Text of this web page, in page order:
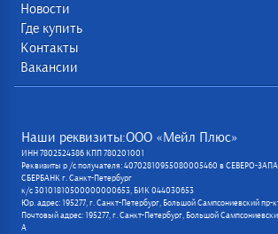
Новости
Где купить
Контакты
Вакансии
Наши реквизиты:ООО «Мейл Плюс»
ИНН 7802524386 КПП 780201001
Реквизиты р /с получателя: 40702810955080005460 в СЕВЕРО-
СБЕРБАНК г. Санкт-Петербург
к/с 30101810500000000653, БИК 044030653
Юр. адрес: 195277, г. Санкт-Петербург, Большой Сампсониевский
Почтовый адрес: 195277, г. Санкт-Петербург, Большой
А